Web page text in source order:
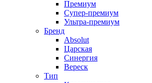
Премиум
Супер-премиум
Ультра-премиум
Бренд
Absolut
Царская
Синергия
Вереск
Тип